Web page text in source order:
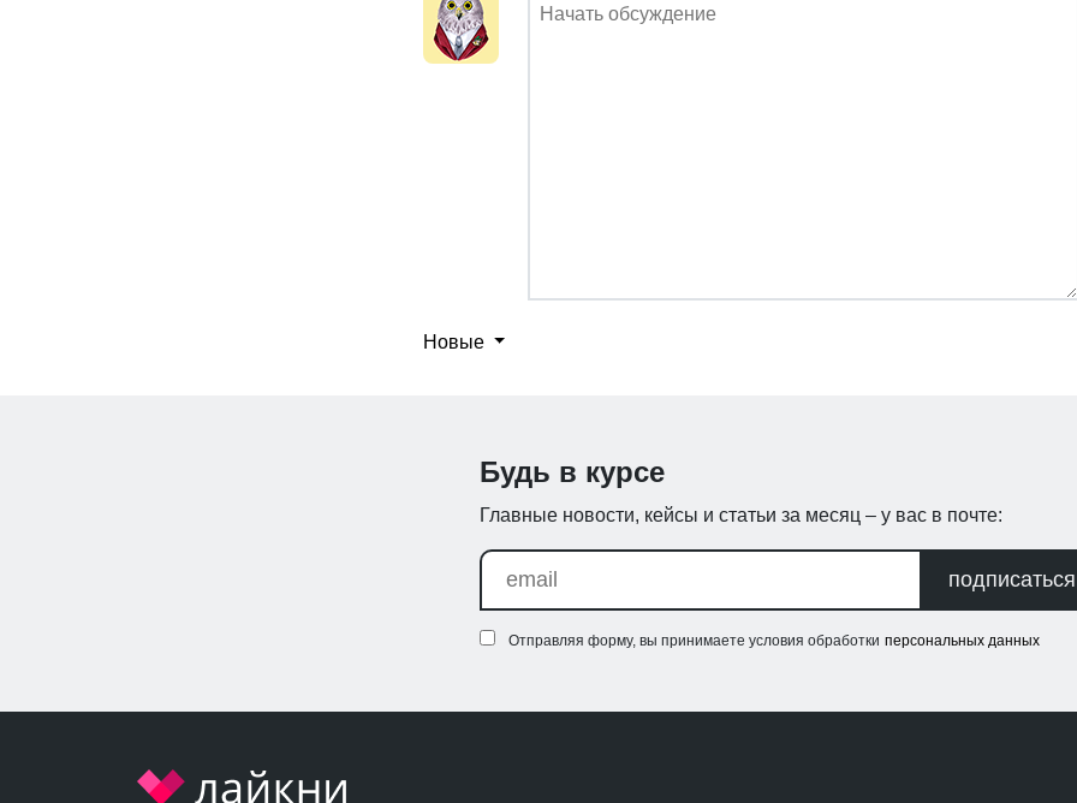
Новые
Будь в курсе
Главные новости, кейсы и статьи за месяц – у вас в почте:
подписаться
Отправляя форму, вы принимаете условия обработки персональных данных